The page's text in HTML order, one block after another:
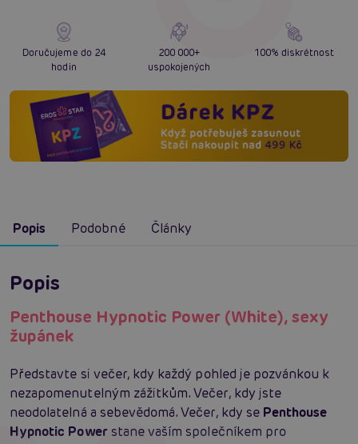
Doručujeme do 24
hodin
200 000+
uspokojených
100% diskrétnost
Popis Podobné Články
Popis
Penthouse Hypnotic Power (White), sexy
župánek
Představte si večer, kdy každý pohled je pozvánkou k
nezapomenutelným zážitkům. Večer, kdy jste
neodolatelná a sebevědomá. Večer, kdy se Penthouse
Hypnotic Powerstane vaším společníkem pro